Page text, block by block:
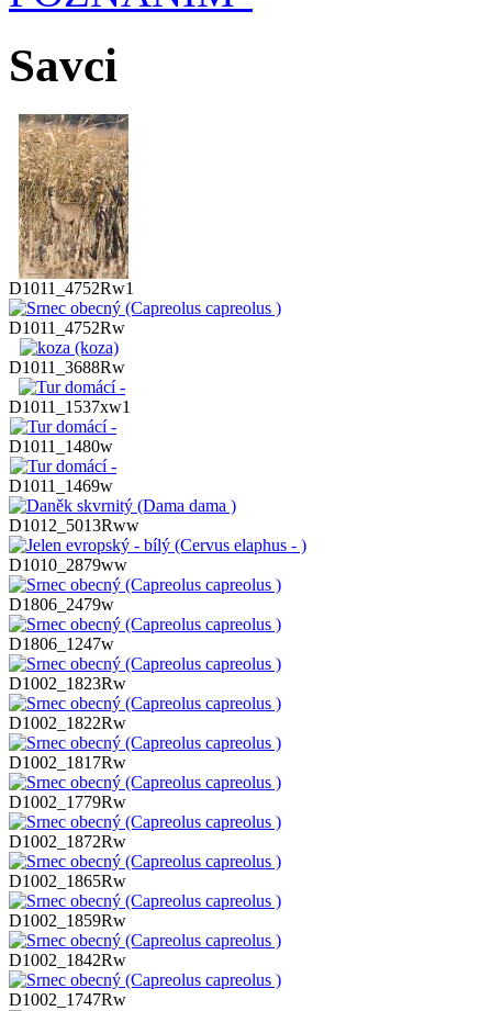
Savci
D1011_4752Rw1
D1011_4752Rw
D1011_3688Rw
D1011_1537xw1
D1011_1480w
D1011_1469w
D1012_5013Rww
D1010_2879ww
D1806_2479w
D1806_1247w
D1002_1823Rw
D1002_1822Rw
D1002_1817Rw
D1002_1779Rw
D1002_1872Rw
D1002_1865Rw
D1002_1859Rw
D1002_1842Rw
D1002_1747Rw